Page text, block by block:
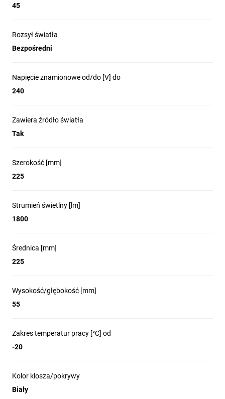
45
Rozsył światła
Bezpośredni
Napięcie znamionowe od/do [V] do
240
Zawiera źródło światła
Tak
Szerokość [mm]
225
Strumień świetlny [lm]
1800
Średnica [mm]
225
Wysokość/głębokość [mm]
55
Zakres temperatur pracy [°C] od
-20
Kolor klosza/pokrywy
Biały